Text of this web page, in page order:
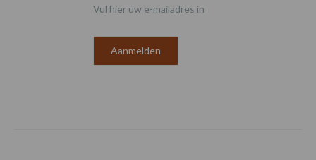
Vul hier uw e-mailadres in